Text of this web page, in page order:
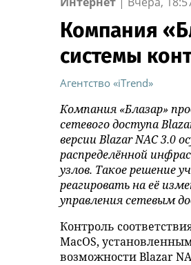
Компания
системы
Агентство «iTrend»
Компания «Блазар»
сетевого доступа
версии Blazar NAC 3.0
распределённой
узлов. Такое решение
реагировать на её
управления сетевым
Контроль
MacOS,
возможности Blazar